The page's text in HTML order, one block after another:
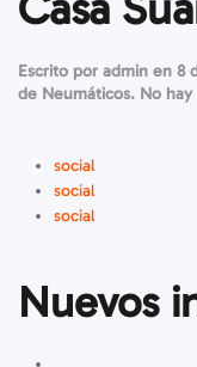
Escrito por admin en 8
de Neumáticos. No
social
social
social
Nuevos